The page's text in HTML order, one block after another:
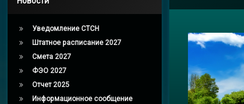
Уведомление СТСН
Штатное расписание 2027
Смета 2027
ФЭО 2027
Отчет 2025
Информационное сообщение